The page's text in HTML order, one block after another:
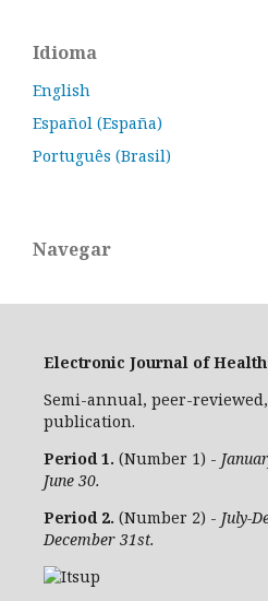
Idioma
English
Español (España)
Português (Brasil)
Navegar
Electronic Journal of
Semi-annual, peer-reviewed,
publication.
Period 1. (Number 1) -
June 30.
Period 2. (Number 2) - July-
December 31st.